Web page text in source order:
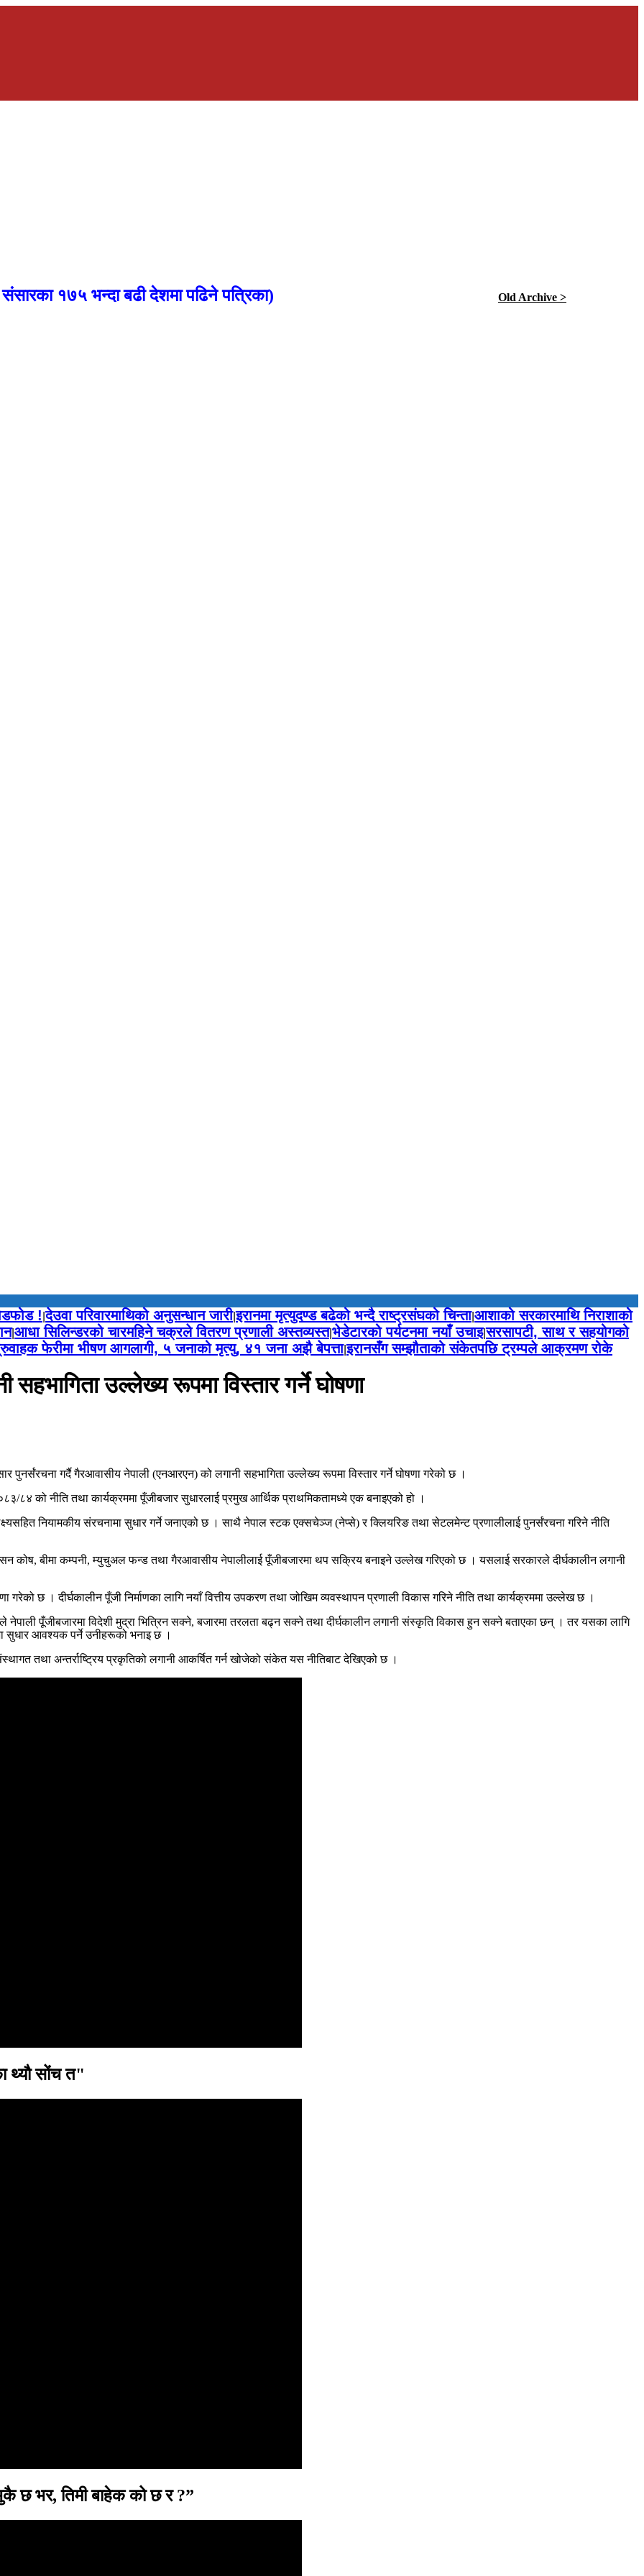
संसारका १७५ भन्दा बढी देशमा पढिने पत्रिका) Old Archive >
! |देउवा परिवारमाथिको अनुसन्धान जारी|इरानमा मृत्युदण्ड बढेको भन्दै राष्ट्रसंघको चिन्ता|आशाको सरकारमाथि निराशाको
|आधा सिलिन्डरको चारमहिने चक्रले वितरण प्रणाली अस्तव्यस्त|भेडेटारको पर्यटनमा नयाँ उचाइ|सरसापटी, साथ र सहयोगको
फेरीमा भीषण आगलागी, ५ जनाको मृत्यु, ४१ जना अझै बेपत्ता|इरानसँग सम्झौताको संकेतपछि ट्रम्पले आक्रमण रोके
उल्लेख्य रूपमा विस्तार गर्ने घोषणा
पुनर्संरचना गर्दै गैरआवासीय नेपाली (एनआरएन) को लगानी सहभागिता उल्लेख्य रूपमा विस्तार गर्ने घोषणा गरेको छ ।
को नीति तथा कार्यक्रममा पूँजीबजार सुधारलाई प्रमुख आर्थिक प्राथमिकतामध्ये एक बनाइएको हो ।
नियामकीय संरचनामा सुधार गर्ने जनाएको छ । साथै नेपाल स्टक एक्सचेञ्ज (नेप्से) र क्लियरिङ तथा सेटलमेन्ट प्रणालीलाई पुनर्संरचना गरिने नीति
कोष, बीमा कम्पनी, म्युचुअल फन्ड तथा गैरआवासीय नेपालीलाई पूँजीबजारमा थप सक्रिय बनाइने उल्लेख गरिएको छ । यसलाई सरकारले दीर्घकालीन लगानी
छ । दीर्घकालीन पूँजी निर्माणका लागि नयाँ वित्तीय उपकरण तथा जोखिम व्यवस्थापन प्रणाली विकास गरिने नीति तथा कार्यक्रममा उल्लेख छ ।
नेपाली पूँजीबजारमा विदेशी मुद्रा भित्रिन सक्ने, बजारमा तरलता बढ्न सक्ने तथा दीर्घकालीन लगानी संस्कृति विकास हुन सक्ने बताएका छन् । तर यसका लागि
सुधार आवश्यक पर्ने उनीहरूको भनाइ छ ।
तथा अन्तर्राष्ट्रिय प्रकृतिको लगानी आकर्षित गर्न खोजेको संकेत यस नीतिबाट देखिएको छ ।
थ्यौ सोंच त"
छ भर, तिमी बाहेक को छ र ?”